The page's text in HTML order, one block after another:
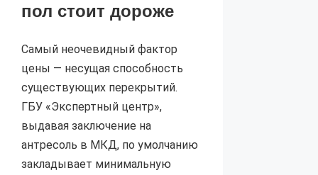
пол стоит дороже
Самый неочевидный фактор
цены — несущая способность
существующих перекрытий.
ГБУ «Экспертный центр»,
выдавая заключение на
антресоль в МКД, по умолчанию
закладывает минимальную